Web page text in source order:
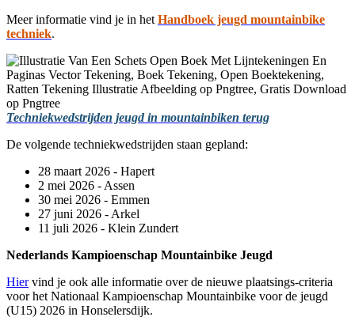
Meer informatie vind je in het Handboek jeugd mountainbike
techniek.
Techniekwedstrijden jeugd in mountainbiken terug
De volgende techniekwedstrijden staan gepland:
28 maart 2026 - Hapert
2 mei 2026 - Assen
30 mei 2026 - Emmen
27 juni 2026 - Arkel
11 juli 2026 - Klein Zundert
Nederlands Kampioenschap Mountainbike Jeugd
Hiervind je ook alle informatie over de nieuwe plaatsings-criteria
voor het Nationaal Kampioenschap Mountainbike voor de jeugd
(U15) 2026 in Honselersdijk.